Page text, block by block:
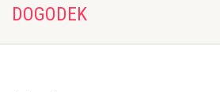
DOGODEK